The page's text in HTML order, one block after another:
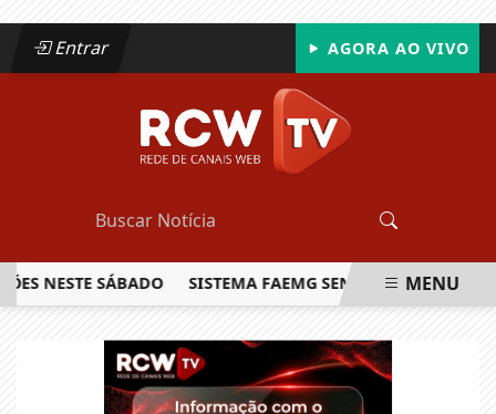
Entrar AGORA AO VIVO
SÁBADO SISTEMA FAEMG SENAR LANÇA OMENU